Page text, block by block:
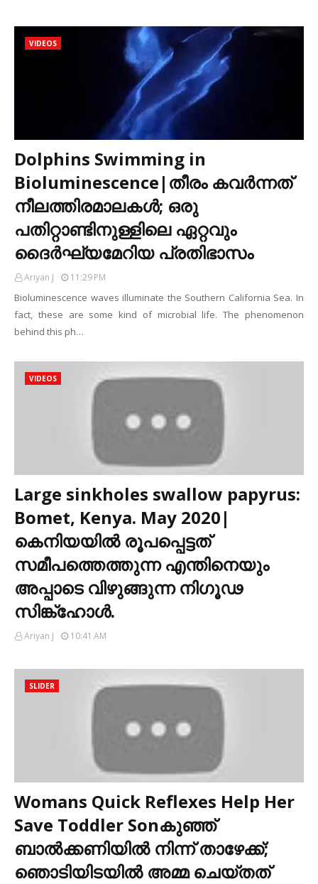
VIDEOS
Dolphins Swimming in
Bioluminescence|തീരം കവർന്നത്
നീലത്തിരമാലകൾ; ഒരു
പതിറ്റാണ്ടിനുള്ളിലെ ഏറ്റവും
ദൈർഘ്യമേറിയ പ്രതിഭാസം
Ariyan J 11:29 PM
Bioluminescence waves illuminate the Southern California Sea. In
fact, these are some kind of microbial life. The phenomenon
behind this ph…
VIDEOS
Large sinkholes swallow papyrus:
Bomet, Kenya. May 2020|
കെനിയയിൽ രൂപപ്പെട്ടത്
സമീപത്തെത്തുന്ന എന്തിനെയും
അപ്പാടെ വിഴുങ്ങുന്ന നിഗൂഢ
സിങ്ക്ഹോൾ.
Ariyan J 10:41 AM
SLIDER
Womans Quick Reflexes Help Her
Save Toddler Sonകുഞ്ഞ്
ബാൽക്കണിയിൽ നിന്ന് താഴേക്ക്; ‍‍
‍‍ഞൊടിയിടയിൽ അമ്മ ചെയ്തത്